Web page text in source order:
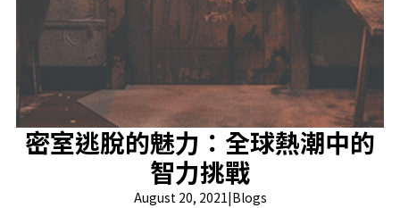
密室逃脫的魅力：全球熱潮中的
智力挑戰
August 20, 2021|Blogs